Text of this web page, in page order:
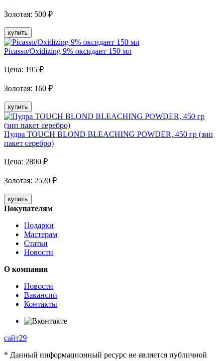
Золотая: 500 ₽
купить
Picasso/Oxidizing 9% оксидант 150 мл
Цена: 195 ₽
Золотая: 160 ₽
купить
Пудра TOUCH BLOND BLEACHING POWDER, 450 гр (зип
пакет серебро)
Цена: 2800 ₽
Золотая: 2520 ₽
купить
Покупателям
Подарки
Мастерам
Статьи
Новости
О компании
Новости
Вакансии
Контакты
сайт29
* Данный информационный ресурс не является публичной